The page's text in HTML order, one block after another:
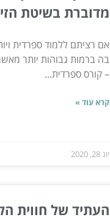
מדוברת בשיטת
אם רציתם ללמוד ספרדית
בה ברמות גבוהות יותר
– קורס ספרדית...
קרא עוד »
יונ 28, 2020
העתיד של חווית